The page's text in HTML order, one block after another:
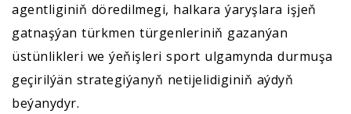
agentliginiň döredilmegi, halkara ýaryşlara işjeň
gatnaşýan türkmen türgenleriniň gazanýan
üstünlikleri we ýeňişleri sport ulgamynda durmuşa
geçirilýän strategiýanyň netijelidiginiň aýdyň
beýanydyr.